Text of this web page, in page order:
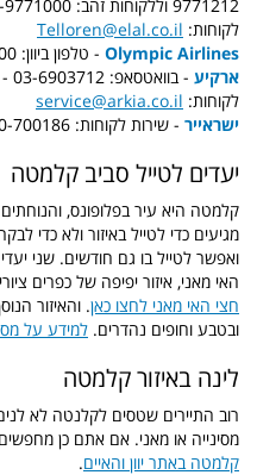
לקוחות: Telloren@elal.co.il
Olympic Airlines - טלפון ביוון: 30-210-6261000 - זמינים 24/7
ארקיע
-
לקוחות: service@arkia.co.il
ישראייר - שירות לקוחות: 1700-700186
יעדים לטייל סביב קלמטה
קלמטה היא עיר בפלופונס,
מגיעים כדי לטייל באיזור ולא כדי
ואפשר לטייל בו גם חודשים. שני
האי מאני, איזור יפיפה של כפרים
חצי האי מאני לחצו כאן. והאיזור
ובטבע וחופים נהדרים. למידע על
לינה באיזור קלמטה
רוב התיירים שטסים לקלנטה לא
מסינייה או מאני. אם אתם כן
קלמטה באתר יוון והאיים.